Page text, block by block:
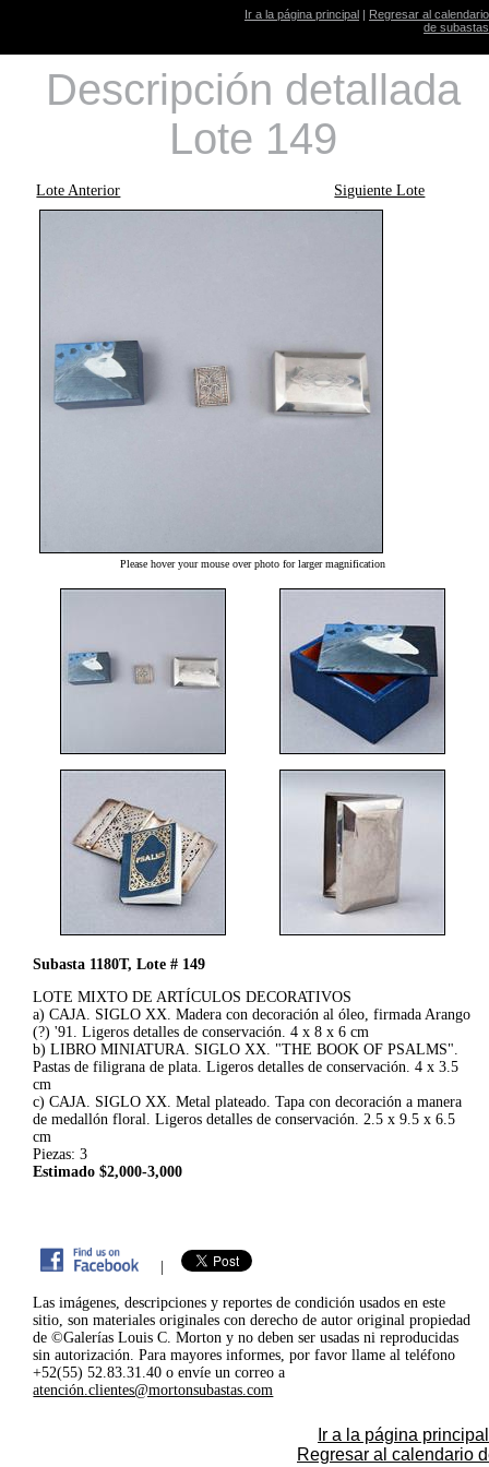
Ir a la página principal | Regresar al calendario
de subastas
Descripción detallada
Lote 149
Lote Anterior Siguiente Lote
Please hover your mouse over photo for larger magnification
Subasta 1180T, Lote # 149
LOTE MIXTO DE ARTÍCULOS DECORATIVOS
a) CAJA. SIGLO XX. Madera con decoración al óleo, firmada Arango
(?) '91. Ligeros detalles de conservación. 4 x 8 x 6 cm
b) LIBRO MINIATURA. SIGLO XX. "THE BOOK OF PSALMS".
Pastas de filigrana de plata. Ligeros detalles de conservación. 4 x 3.5
cm
c) CAJA. SIGLO XX. Metal plateado. Tapa con decoración a manera
de medallón floral. Ligeros detalles de conservación. 2.5 x 9.5 x 6.5
cm
Piezas: 3
Estimado $2,000-3,000
|
Las imágenes, descripciones y reportes de condición usados en este
sitio, son materiales originales con derecho de autor original propiedad
de ©Galerías Louis C. Morton y no deben ser usadas ni reproducidas
sin autorización. Para mayores informes, por favor llame al teléfono
+52(55) 52.83.31.40 o envíe un correo a
atención.clientes@mortonsubastas.com
Ir a la página principal
Regresar al calendario